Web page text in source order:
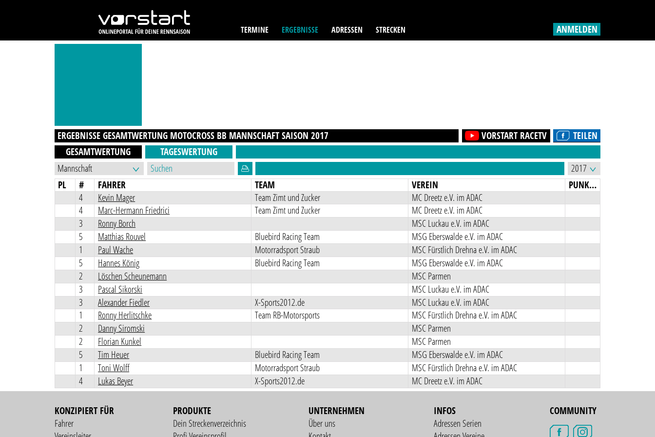
TERMINE ERGEBNISSE ADRESSEN STRECKEN ANMELDEN
ERGEBNISSE GESAMTWERTUNG MOTOCROSS BB MANNSCHAFTSAISON2017 TEILEN
VORSTART RACETV
GESAMTWERTUNG
TAGESWERTUNG
PL # FAHRER TEAM VEREIN
PUNKTE
4
Kevin Mager Team Zimt und Zucker
MC Dreetz e.V. im ADAC
4
Marc-Hermann Friedrici Team Zimt und Zucker
MC Dreetz e.V. im ADAC
3
Ronny Borch
MSC Luckau e.V. im ADAC
5
Matthias Rouvel Bluebird Racing Team
MSG Eberswalde e.V. im ADAC
1
Paul Wache Motorradsport Straub
MSC Fürstlich Drehna e.V. im ADAC
5
Hannes König Bluebird Racing Team
MSG Eberswalde e.V. im ADAC
2
Löschen Scheunemann
MSC Parmen
3
Pascal Sikorski
MSC Luckau e.V. im ADAC
3
Alexander Fiedler X-Sports2012.de
MSC Luckau e.V. im ADAC
1
Ronny Herlitschke Team RB-Motorsports
MSC Fürstlich Drehna e.V. im ADAC
2
Danny Siromski
MSC Parmen
2
Florian Kunkel
MSC Parmen
5
Tim Heuer Bluebird Racing Team
MSG Eberswalde e.V. im ADAC
1
Toni Wolff Motorradsport Straub
MSC Fürstlich Drehna e.V. im ADAC
4
Lukas Beyer X-Sports2012.de MC Dreetz e.V. im ADAC
KONZIPIERT FÜR
Fahrer
PRODUKTE
Dein Streckenverzeichnis
UNTERNEHMEN
Über uns
INFOS
Adressen Serien
COMMUNITY